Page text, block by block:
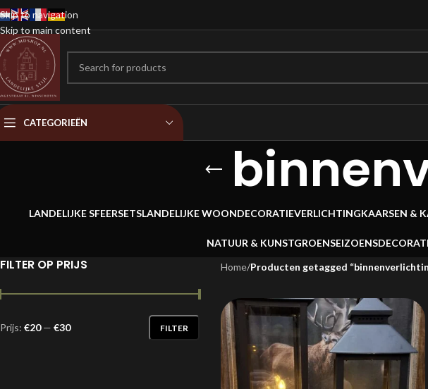
Skip to navigation
Skip to main content
CATEGORIEËN
LANDELIJKE SFEERSETSLANDELIJKE WOONDECORATIEVERLICHTINGKAARSEN &
NATUUR & KUNSTGROEN
FILTER OP PRIJS
FILTER
Prijs: €20— €30
Home/Producten getagged